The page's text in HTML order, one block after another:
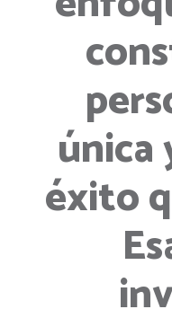
única
éxito